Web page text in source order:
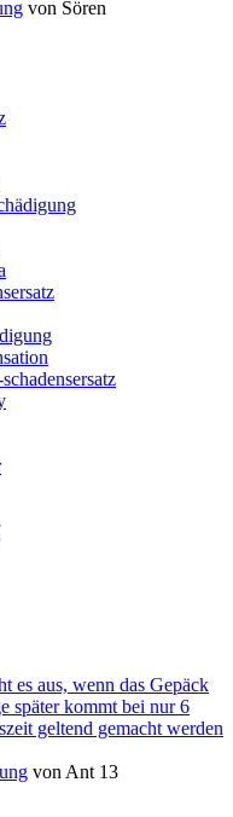
von Sören
es aus, wenn das Gepäck
später kommt bei nur 6
geltend gemacht werden
von Ant 13